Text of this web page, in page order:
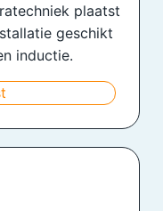
plaatst
geschikt
inductie.